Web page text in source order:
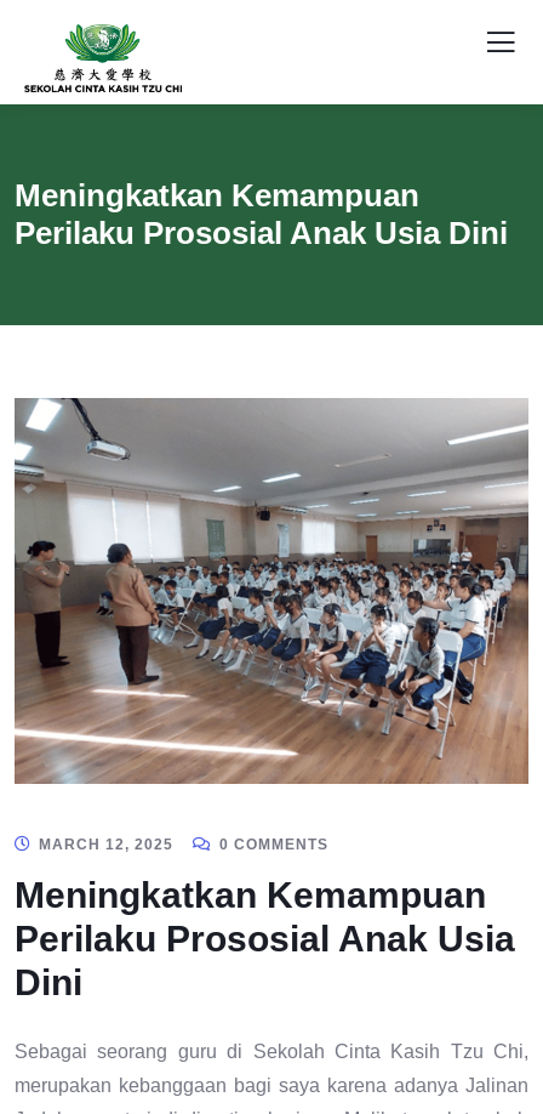
Meningkatkan Kemampuan
Perilaku Prososial Anak Usia Dini
MARCH 12, 2025 0 COMMENTS
Meningkatkan Kemampuan
Perilaku Prososial Anak Usia
Dini
Sebagai seorang guru di Sekolah Cinta Kasih Tzu Chi,
merupakan kebanggaan bagi saya karena adanya Jalinan